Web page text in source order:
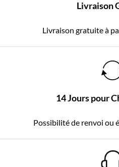
Livraison
Livraison gratuite à
14 Jours pour
Possibilité de renvoi ou